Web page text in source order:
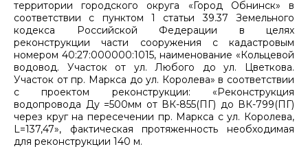
территории городского округа «Город Обнинск» в
соответствии с пунктом 1 статьи 39.37 Земельного
кодекса Российской Федерации в целях
реконструкции части сооружения с кадастровым
номером 40:27:000000:1015, наименование «Кольцевой
водовод. Участок от ул. Любого до ул. Цветкова.
Участок от пр. Маркса до ул. Королева» в соответствии
с проектом реконструкции: «Реконструкция
водопровода Ду =500мм от ВК-855(ПГ) до ВК-799(ПГ)
через круг на пересечении пр. Маркса с ул. Королева,
L=137,47», фактическая протяженность необходимая
для реконструкции 140 м.